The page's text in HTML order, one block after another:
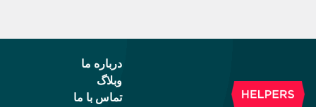
درباره ما
وبلاگ
تماس با ما